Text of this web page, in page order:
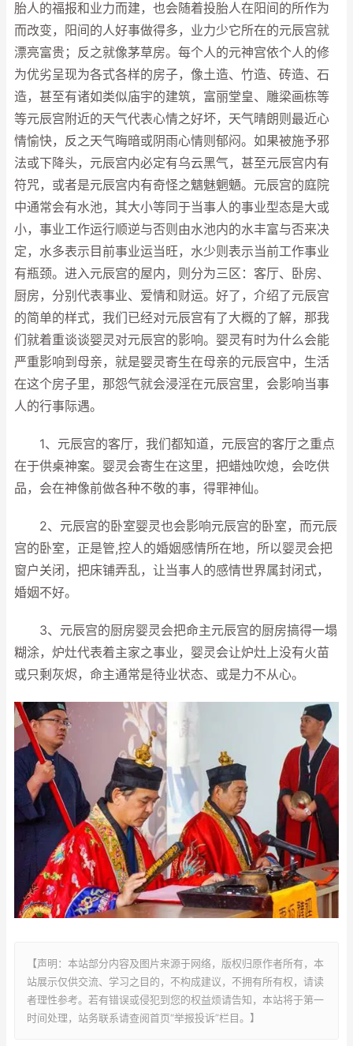
胎人的福报和业力而建，也会随着投胎人在阳间的所作为
而改变，阳间的人好事做得多，业力少它所在的元辰宫就
漂亮富贵；反之就像茅草房。每个人的元神宫依个人的修
为优劣呈现为各式各样的房子，像土造、竹造、砖造、石
造，甚至有诸如类似庙宇的建筑，富丽堂皇、雕梁画栋等
等元辰宫附近的天气代表心情之好坏，天气晴朗则最近心
情愉快，反之天气晦暗或阴雨心情则郁闷。如果被施予邪
法或下降头，元辰宫内必定有乌云黑气，甚至元辰宫内有
符咒，或者是元辰宫内有奇怪之魑魅魍魉。元辰宫的庭院
中通常会有水池，其大小等同于当事人的事业型态是大或
小，事业工作运行顺逆与否则由水池内的水丰富与否来决
定，水多表示目前事业运当旺，水少则表示当前工作事业
有瓶颈。进入元辰宫的屋内，则分为三区：客厅、卧房、
厨房，分别代表事业、爱情和财运。好了，介绍了元辰宫
的简单的样式，我们已经对元辰宫有了大概的了解，那我
们就着重谈谈婴灵对元辰宫的影响。婴灵有时为什么会能
严重影响到母亲，就是婴灵寄生在母亲的元辰宫中，生活
在这个房子里，那怨气就会浸淫在元辰宫里，会影响当事
人的行事际遇。
1、元辰宫的客厅，我们都知道，元辰宫的客厅之重点
在于供桌神案。婴灵会寄生在这里，把蜡烛吹熄，会吃供
品，会在神像前做各种不敬的事，得罪神仙。
2、元辰宫的卧室婴灵也会影响元辰宫的卧室，而元辰
宫的卧室，正是管,控人的婚姻感情所在地，所以婴灵会把
窗户关闭，把床铺弄乱，让当事人的感情世界属封闭式，
婚姻不好。
3、元辰宫的厨房婴灵会把命主元辰宫的厨房搞得一塌
糊涂，炉灶代表着主家之事业，婴灵会让炉灶上没有火苗
或只剩灰烬，命主通常是待业状态、或是力不从心。
【声明：本站部分内容及图片来源于网络，版权归原作者所有，本
站展示仅供交流、学习之目的，不构成建议，不拥有所有权，请读
者理性参考。若有错误或侵犯到您的权益烦请告知，本站将于第一
时间处理，站务联系请查阅首页“举报投诉”栏目。】